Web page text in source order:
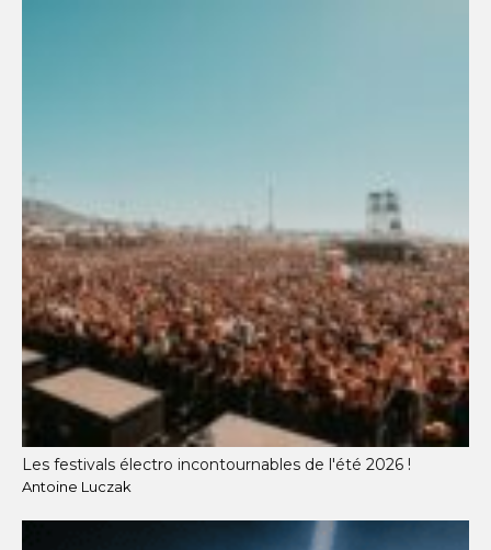
Les festivals électro incontournables de l'été 2026 !
Antoine Luczak